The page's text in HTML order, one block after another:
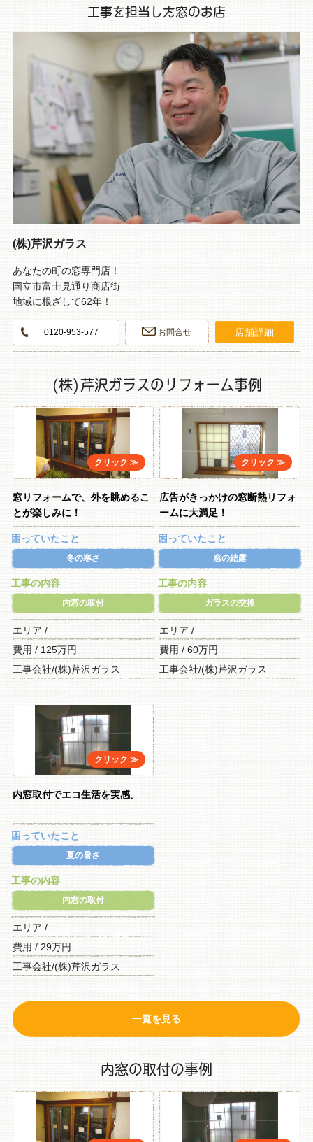
工事を担当した窓のお店
(株)芹沢ガラス
あなたの町の窓専門店！
国立市富士見通り商店街
地域に根ざして62年！
0120-953-577 お問合せ 店舗詳細
(株)芹沢ガラスのリフォーム事例
窓リフォームで、外を眺めるこ
とが楽しみに！
困っていたこと
冬の寒さ
工事の内容
内窓の取付
エリア /
費用 / 125万円
工事会社/(株)芹沢ガラス
広告がきっかけの窓断熱リフォ
ームに大満足！
困っていたこと
窓の結露
工事の内容
ガラスの交換
エリア /
費用 / 60万円
工事会社/(株)芹沢ガラス
内窓取付でエコ生活を実感。
困っていたこと
夏の暑さ
工事の内容
内窓の取付
エリア /
費用 / 29万円
工事会社/(株)芹沢ガラス
一覧を見る
内窓の取付の事例